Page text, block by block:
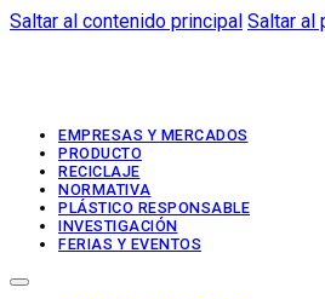
Saltar al contenido principal Saltar al
EMPRESAS Y MERCADOS
PRODUCTO
RECICLAJE
NORMATIVA
PLÁSTICO RESPONSABLE
INVESTIGACIÓN
FERIAS Y EVENTOS